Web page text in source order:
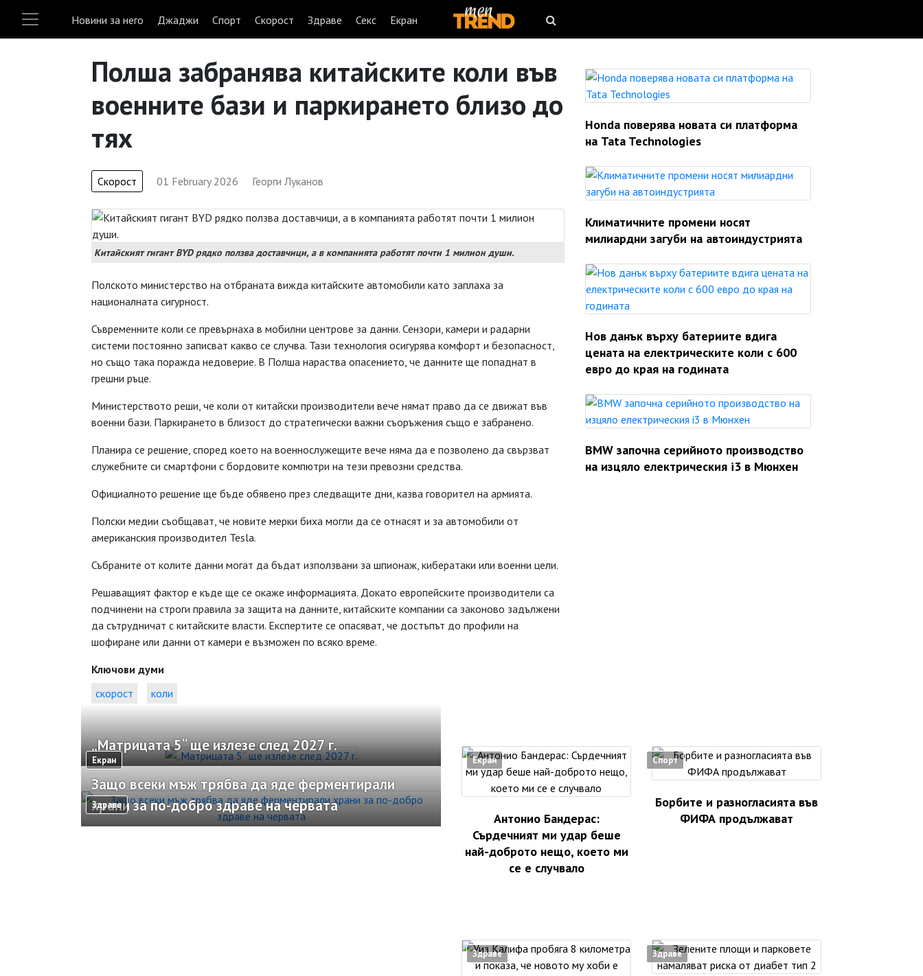
Новини за него Джаджи Спорт Скорост Здраве Секс Екран
Полша забранява китайските коли във
военните бази и паркирането близо до
тях
Скорост 01 February 2026 Георги Луканов
Китайският гигант BYD рядко ползва доставчици, а в компанията работят почти 1 милион души.
Полското министерство на отбраната вижда китайските автомобили като заплаха за
националната сигурност.
Съвременните коли се превърнаха в мобилни центрове за данни. Сензори, камери и радарни
системи постоянно записват какво се случва. Тази технология осигурява комфорт и безопасност,
но също така поражда недоверие. В Полша нараства опасението, че данните ще попаднат в
грешни ръце.
Министерството реши, че коли от китайски производители вече нямат право да се движат във
военни бази. Паркирането в близост до стратегически важни съоръжения също е забранено.
Планира се решение, според което на военнослужещите вече няма да е позволено да свързват
служебните си смартфони с бордовите компютри на тези превозни средства.
Официалното решение ще бъде обявено през следващите дни, казва говорител на армията.
Полски медии съобщават, че новите мерки биха могли да се отнасят и за автомобили от
американския производител Tesla.
Събраните от колите данни могат да бъдат използвани за шпионаж, кибератаки или военни цели.
Решаващият фактор е къде ще се окаже информацията. Докато европейските производители са
подчинени на строги правила за защита на данните, китайските компании са законово задължени
да сътрудничат с китайските власти. Експертите се опасяват, че достъпът до профили на
шофиране или данни от камери е възможен по всяко време.
Ключови думи
скорост
коли
Honda поверява новата си платформа
на Tata Technologies
Климатичните промени носят
милиардни загуби на автоиндустрията
Нов данък върху батериите вдига
цената на електрическите коли с 600
евро до края на годината
BMW започна серийното производство
на изцяло електрическия i3 в Мюнхен
Екран
„Матрицата 5“ ще излезе след 2027 г.
Здраве
Защо всеки мъж трябва да яде ферментирали
храни за по-добро здраве на червата
Екран
Антонио Бандерас:
Сърдечният ми удар беше
най-доброто нещо, което ми
се е случвало
Спорт
Борбите и разногласията във
ФИФА продължават
Здраве Здраве